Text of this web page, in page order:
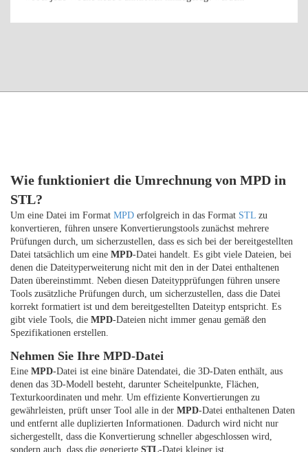
Wie funktioniert die Umrechnung von MPD in
STL?
Um eine Datei im Format MPD erfolgreich in das Format STL zu
konvertieren, führen unsere Konvertierungstools zunächst mehrere
Prüfungen durch, um sicherzustellen, dass es sich bei der bereitgestellten
Datei tatsächlich um eine MPD-Datei handelt. Es gibt viele Dateien, bei
denen die Dateityperweiterung nicht mit den in der Datei enthaltenen
Daten übereinstimmt. Neben diesen Dateitypprüfungen führen unsere
Tools zusätzliche Prüfungen durch, um sicherzustellen, dass die Datei
korrekt formatiert ist und dem bereitgestellten Dateityp entspricht. Es
gibt viele Tools, die MPD-Dateien nicht immer genau gemäß den
Spezifikationen erstellen.
Nehmen Sie Ihre MPD-Datei
Eine MPD-Datei ist eine binäre Datendatei, die 3D-Daten enthält, aus
denen das 3D-Modell besteht, darunter Scheitelpunkte, Flächen,
Texturkoordinaten und mehr. Um effiziente Konvertierungen zu
gewährleisten, prüft unser Tool alle in der MPD-Datei enthaltenen Daten
und entfernt alle duplizierten Informationen. Dadurch wird nicht nur
sichergestellt, dass die Konvertierung schneller abgeschlossen wird,
sondern auch, dass die generierte STL-Datei kleiner ist.